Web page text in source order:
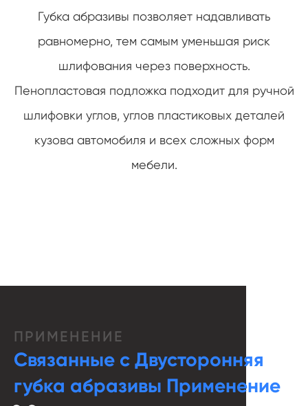
Губка абразивы позволяет надавливать
равномерно, тем самым уменьшая риск
шлифования через поверхность.
Пенопластовая подложка подходит для ручной
шлифовки углов, углов пластиковых деталей
кузова автомобиля и всех сложных форм
мебели.
ПРИМЕНЕНИЕ
Связанные с Двусторонняя
губка абразивы Применение